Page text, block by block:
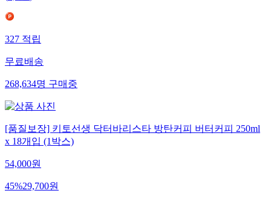
327 적립
무료배송
268,634명 구매중
[품질보장] 키토선생 닥터바리스타 방탄커피 버터커피 250ml
x 18개입 (1박스)
54,000원
45%29,700원